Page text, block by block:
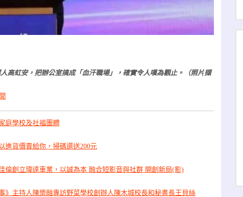
高虹安，把辦公室搞成「血汗職場」，確實令人嘆為觀止。（照片擷
庭學校及社福團體
進貨價賣給你，掃碼還送200元
倫創立瑋達車業，以誠為本 融合短影音與社群 開創新局(影)
》主持人陳樂融專訪野菜學校創辦人陳木城校長和秘書長王貝絲